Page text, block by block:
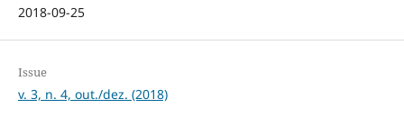
2018-09-25
Issue
v. 3, n. 4, out./dez. (2018)